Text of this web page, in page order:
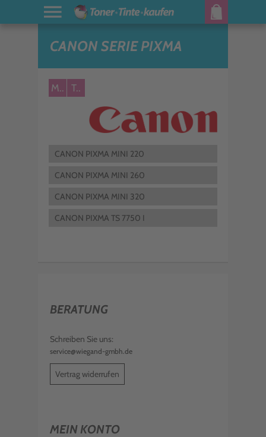
CANON SERIE PIXMA
M.. T..
CANON PIXMA MINI 220
CANON PIXMA MINI 260
CANON PIXMA MINI 320
CANON PIXMA TS 7750 I
BERATUNG
Schreiben Sie uns:
service@wiegand-gmbh.de
Vertrag widerrufen
MEIN KONTO